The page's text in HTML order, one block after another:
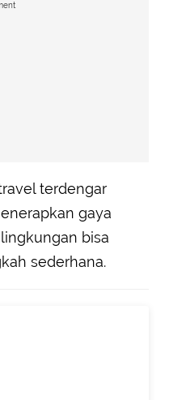
terdengar
gaya
bisa
sederhana.